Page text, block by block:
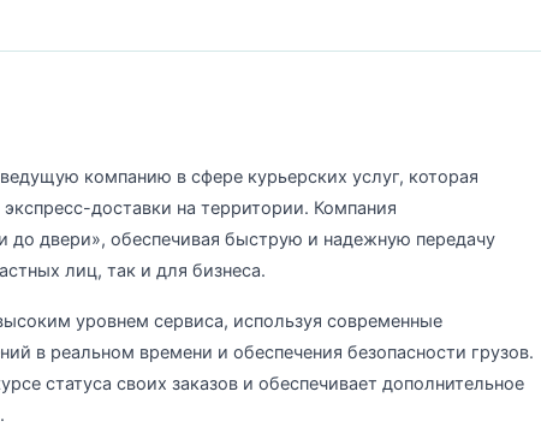
ведущую компанию в сфере курьерских услуг, которая
доставки на территории. Компания
до двери», обеспечивая быструю и надежную передачу
лиц, так и для бизнеса.
уровнем сервиса, используя современные
в реальном времени и обеспечения безопасности грузов.
статуса своих заказов и обеспечивает дополнительное